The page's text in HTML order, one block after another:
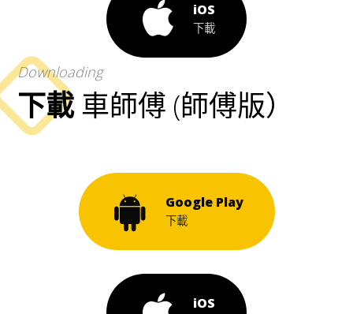
iOS
下載
Downloading
下載 車師傅 (師傅版）
Google Play
下載
iOS